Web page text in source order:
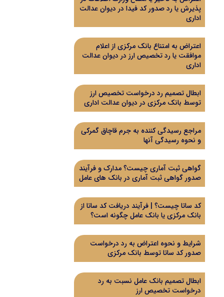
پذیرش یا رد صدور کد فیدا در دیوان عدالت
اداری
اعتراض به امتناع بانک مرکزی از اعلام
موافقت یا رد تخصیص ارز در دیوان عدالت
اداری
ابطال تصمیم رد درخواست تخصیص ارز
توسط بانک مرکزی در دیوان عدالت اداری
مراجع رسیدگی کننده به جرم قاچاق گمرکی
و نحوه رسیدگی آنها
گواهی ثبت آماری چیست؟ مدارک و فرآیند
صدور گواهی ثبت آماری در بانک های عامل
کد ساتا چیست؟ | فرآیند دریافت کد ساتا از
بانک مرکزی یا بانک عامل چگونه است؟
شرایط و نحوه اعتراض به رد درخواست
صدور کد ساتا توسط بانک مرکزی
ابطال تصمیم بانک عامل نسبت به رد
درخواست تخصیص ارز